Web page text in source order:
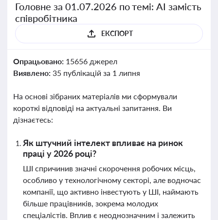
Головне за 01.07.2026 по темі: АІ замість
співробітника
ЕКСПОРТ
Опрацьовано: 15656 джерел
Виявлено: 35 публікацій за 1 липня
На основі зібраних матеріалів ми сформували
короткі відповіді на актуальні запитання. Ви
дізнаєтесь:
Як штучний інтелект впливає на ринок
праці у 2026 році?
ШІ спричинив значні скорочення робочих місць,
особливо у технологічному секторі, але водночас
компанії, що активно інвестують у ШІ, наймають
більше працівників, зокрема молодих
спеціалістів. Вплив є неоднозначним і залежить